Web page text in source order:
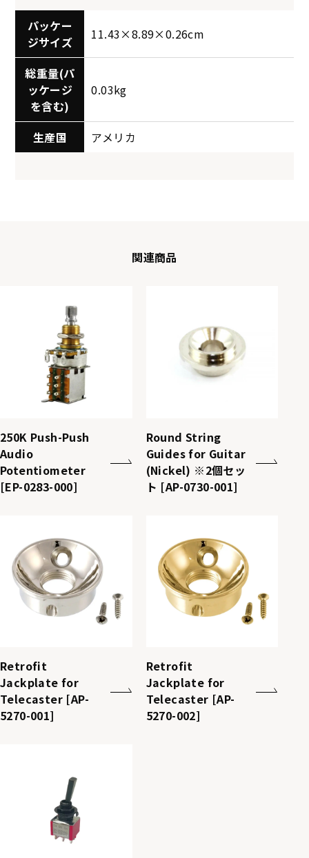
パッケー
ジサイズ
11.43×8.89×0.26cm
総重量(パ
ッケージ
を含む)
0.03kg
生産国 アメリカ
関連商品
250K Push-Push
Audio
Potentiometer
[EP-0283-000]
Round String
Guides for Guitar
(Nickel) ※2個セッ
ト [AP-0730-001]
Retrofit
Jackplate for
Telecaster [AP-
5270-001]
Retrofit
Jackplate for
Telecaster [AP-
5270-002]